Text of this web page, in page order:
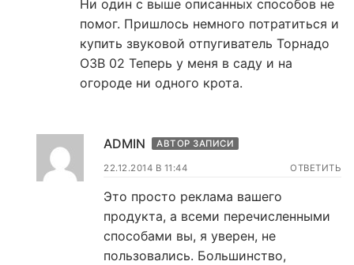
Ни один с выше описанных способов не
помог. Пришлось немного потратиться и
купить звуковой отпугиватель Торнадо
ОЗВ 02 Теперь у меня в саду и на
огороде ни одного крота.
ADMIN АВТОР ЗАПИСИ
22.12.2014 В 11:44 ОТВЕТИТЬ
Это просто реклама вашего
продукта, а всеми перечисленными
способами вы, я уверен, не
пользовались. Большинство,